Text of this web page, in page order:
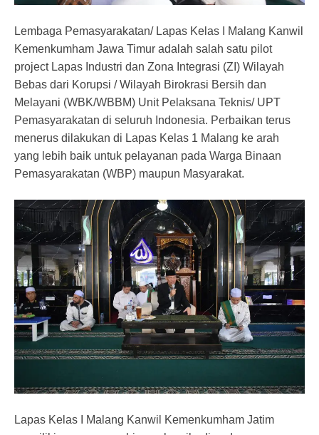
Lembaga Pemasyarakatan/ Lapas Kelas I Malang Kanwil
Kemenkumham Jawa Timur adalah salah satu pilot
project Lapas Industri dan Zona Integrasi (ZI) Wilayah
Bebas dari Korupsi / Wilayah Birokrasi Bersih dan
Melayani (WBK/WBBM) Unit Pelaksana Teknis/ UPT
Pemasyarakatan di seluruh Indonesia. Perbaikan terus
menerus dilakukan di Lapas Kelas 1 Malang ke arah
yang lebih baik untuk pelayanan pada Warga Binaan
Pemasyarakatan (WBP) maupun Masyarakat.
Lapas Kelas I Malang Kanwil Kemenkumham Jatim